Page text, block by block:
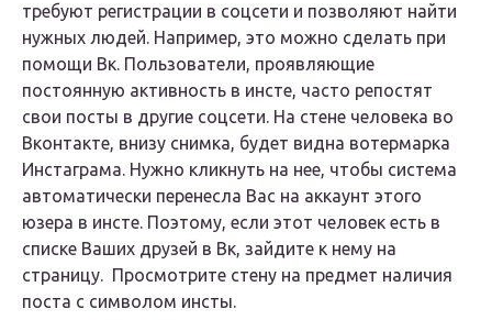
требуют регистрации в соцсети и позволяют найти
нужных людей. Например, это можно сделать при
помощи Вк. Пользователи, проявляющие
постоянную активность в инсте, часто репостят
свои посты в другие соцсети. На стене человека во
Вконтакте, внизу снимка, будет видна вотермарка
Инстаграма. Нужно кликнуть на нее, чтобы система
автоматически перенесла Вас на аккаунт этого
юзера в инсте. Поэтому, если этот человек есть в
списке Ваших друзей в Вк, зайдите к нему на
страницу. Просмотрите стену на предмет наличия
поста с символом инсты.